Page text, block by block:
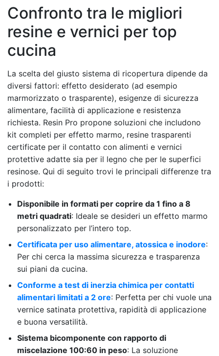
Confronto tra le migliori
resine e vernici per top
cucina
La scelta del giusto sistema di ricopertura dipende da
diversi fattori: effetto desiderato (ad esempio
marmorizzato o trasparente), esigenze di sicurezza
alimentare, facilità di applicazione e resistenza
richiesta. Resin Pro propone soluzioni che includono
kit completi per effetto marmo, resine trasparenti
certificate per il contatto con alimenti e vernici
protettive adatte sia per il legno che per le superfici
resinose. Qui di seguito trovi le principali differenze tra
i prodotti:
Disponibile in formati per coprire da 1 fino a 8
metri quadrati: Ideale se desideri un effetto marmo
personalizzato per l’intero top.
Certificata per uso alimentare, atossica e inodore:
Per chi cerca la massima sicurezza e trasparenza
sui piani da cucina.
Conforme a test di inerzia chimica per contatti
alimentari limitati a 2 ore: Perfetta per chi vuole una
vernice satinata protettiva, rapidità di applicazione
e buona versatilità.
Sistema bicomponente con rapporto di
miscelazione 100:60 in peso: La soluzione